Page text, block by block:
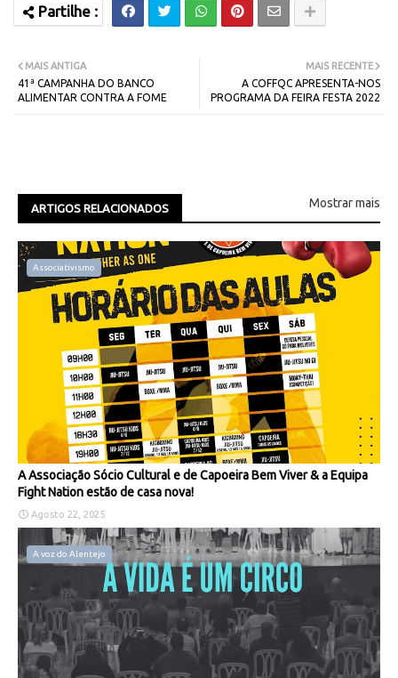
MAIS RECENTE
A COFFQC APRESENTA-NOS
PROGRAMA DA FEIRA FESTA 2022
MAIS ANTIGA
41ª CAMPANHA DO BANCO
ALIMENTAR CONTRA A FOME
ARTIGOS RELACIONADOS Mostrar mais
Associativismo
A Associação Sócio Cultural e de Capoeira Bem Viver & a Equipa
Fight Nation estão de casa nova!
Agosto 22, 2025
A voz do Alentejo